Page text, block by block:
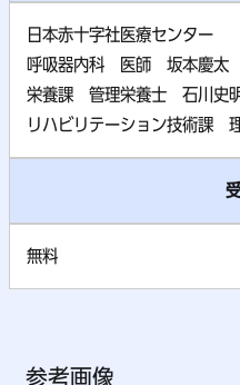
日本赤十字社医療センター
呼吸器内科 医師 坂本慶太
栄養課 管理栄養士 石川史
リハビリテーション技術課
無料
参考画像